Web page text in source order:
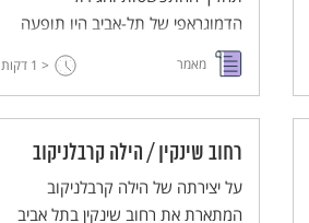
הדמוגראפי של תל-אביב היו תופעה
מיוחדת בנופה של הארץ. על התכנון,
ההקמה, והתהליכים
והגדולה בארץ.
מאמר < 1 דקות
רחוב שינקין / הילה קרבלניקוב
על יצירתה של הילה קרבלניקוב
המתארת את רחוב שינקין בתל אביב